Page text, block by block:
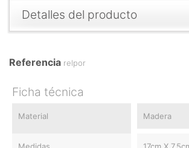
Detalles del producto
Referencia relpor
Ficha técnica
Material Madera